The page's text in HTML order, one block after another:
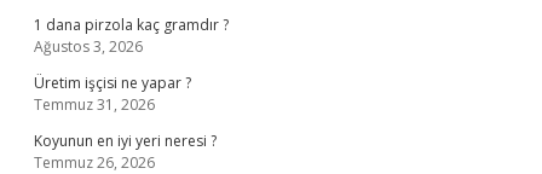
1 dana pirzola kaç gramdır ?
Ağustos 3, 2026
Üretim işçisi ne yapar ?
Temmuz 31, 2026
Koyunun en iyi yeri neresi ?
Temmuz 26, 2026